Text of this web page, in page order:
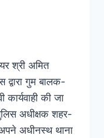
श्री अमित
द्वारा गुम बालक-
की जा
अधीक्षक शहर-
अपने अधीनस्थ थाना